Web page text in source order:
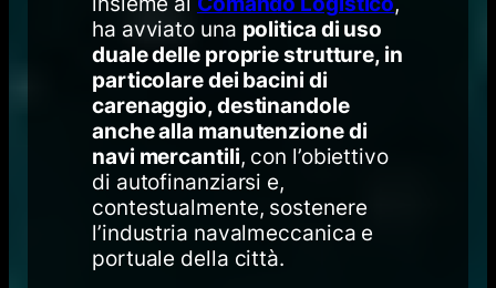
ha avviato una politica di uso
duale delle proprie strutture, in
particolare dei bacini di
carenaggio, destinandole
anche alla manutenzione di
navi mercantili, con l’obiettivo
di autofinanziarsi e,
contestualmente, sostenere
l’industria navalmeccanica e
portuale della città.